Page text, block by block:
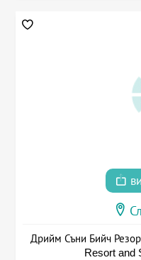
Дрийм Съни Бийч
Resort and